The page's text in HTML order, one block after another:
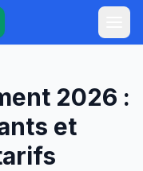
2026 :
et